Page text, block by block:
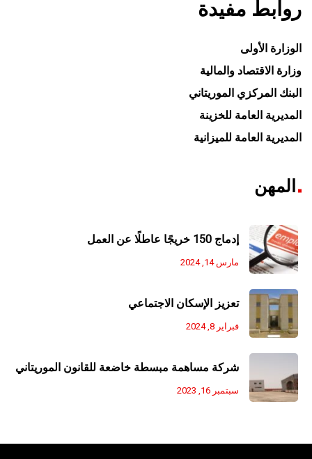
روابط مفيدة
الوزارة الأولى
وزارة الاقتصاد والمالية
البنك المركزي الموريتاني
المديرية العامة للخزينة
المديرية العامة للميزانية
المهن
إدماج 150 خريجًا عاطلًا عن العمل
مارس 14, 2024
تعزيز الإسكان الاجتماعي
فبراير 8, 2024
شركة مساهمة مبسطة خاضعة للقانون الموريتاني
سبتمبر 16, 2023